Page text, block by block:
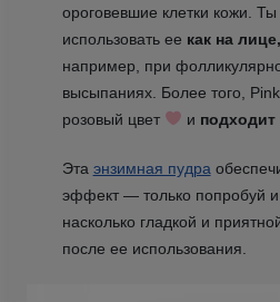
ороговевшие клетки кожи.
использовать ее как на
например, при
высыпаниях. Более того,
розовый цвет
и подходит
Эта энзимная пудра
эффект — только попробуй и
насколько гладкой и
после ее использования.